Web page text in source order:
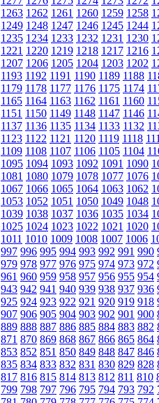
1263 1262 1261 1260 1259 1258
1249 1248 1247 1246 1245 1244
1235 1234 1233 1232 1231 1230
1221 1220 1219 1218 1217 1216
1207 1206 1205 1204 1203 1202
1193 1192 1191 1190 1189 1188
1179 1178 1177 1176 1175 1174
1165 1164 1163 1162 1161 1160
1151 1150 1149 1148 1147 1146
1137 1136 1135 1134 1133 1132
1123 1122 1121 1120 1119 1118
1109 1108 1107 1106 1105 1104
1095 1094 1093 1092 1091 1090
1081 1080 1079 1078 1077 1076
1067 1066 1065 1064 1063 1062
1053 1052 1051 1050 1049 1048
1039 1038 1037 1036 1035 1034
1025 1024 1023 1022 1021 1020
1011 1010 1009 1008 1007 1006
997 996 995 994 993 992 991 990
979 978 977 976 975 974 973 972
961 960 959 958 957 956 955 954
943 942 941 940 939 938 937 936
925 924 923 922 921 920 919 918
907 906 905 904 903 902 901 900
889 888 887 886 885 884 883 882
871 870 869 868 867 866 865 864
853 852 851 850 849 848 847 846
835 834 833 832 831 830 829 828
817 816 815 814 813 812 811 810
799 798 797 796 795 794 793 792